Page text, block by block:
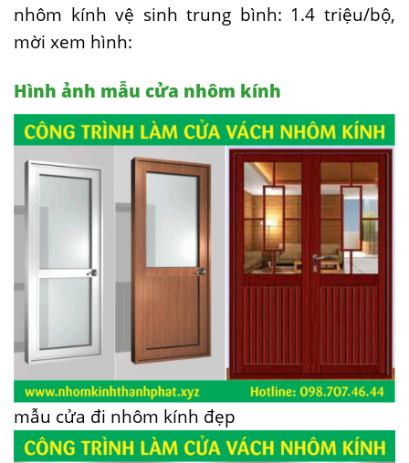
nhôm kính vệ sinh trung bình: 1.4 triệu/bộ,
mời xem hình:
Hình ảnh mẫu cửa nhôm kính
mẫu cửa đi nhôm kính đẹp